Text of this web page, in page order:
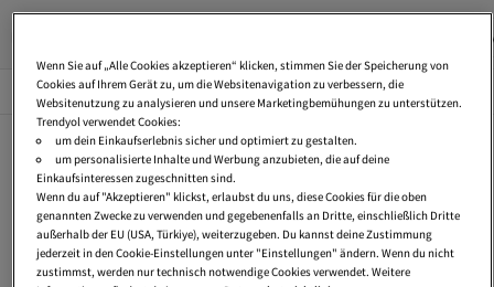
Beliebte Seiten Alles Sehen
Anti Age Bodylotion Body Lotions With Niacinamide
Korean Body Lotions
Handcreme Anti Age
Eau De Parfum
Bodylotion Ohne Alkohol
Kosmetische Fusspflege
Bodylotion Ohne Mineralöl Und ParabenePuder Rouge
Arganöl Körperpflege
Wenn Sie auf „Alle Cookies akzeptieren“ klicken, stimmen Sie der Speicherung von
Cookies auf Ihrem Gerät zu, um die Websitenavigation zu verbessern, die
Websitenutzung zu analysieren und unsere Marketingbemühungen zu unterstützen.
Trendyol verwendet Cookies:
um dein Einkaufserlebnis sicher und optimiert zu gestalten.
um personalisierte Inhalte und Werbung anzubieten, die auf deine
Einkaufsinteressen zugeschnitten sind.
Wenn du auf "Akzeptieren" klickst, erlaubst du uns, diese Cookies für die oben
genannten Zwecke zu verwenden und gegebenenfalls an Dritte, einschließlich Dritte
außerhalb der EU (USA, Türkiye), weiterzugeben. Du kannst deine Zustimmung
jederzeit in den Cookie-Einstellungen unter "Einstellungen" ändern. Wenn du nicht
zustimmst, werden nur technisch notwendige Cookies verwendet. Weitere